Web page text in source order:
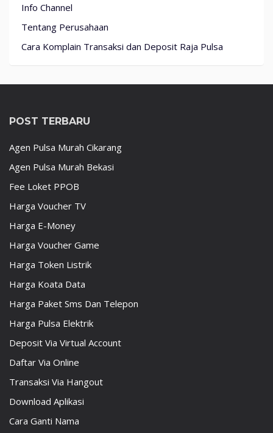
Info Channel
Tentang Perusahaan
Cara Komplain Transaksi dan Deposit Raja Pulsa
POST TERBARU
Agen Pulsa Murah Cikarang
Agen Pulsa Murah Bekasi
Fee Loket PPOB
Harga Voucher TV
Harga E-Money
Harga Voucher Game
Harga Token Listrik
Harga Koata Data
Harga Paket Sms Dan Telepon
Harga Pulsa Elektrik
Deposit Via Virtual Account
Daftar Via Online
Transaksi Via Hangout
Download Aplikasi
Cara Ganti Nama